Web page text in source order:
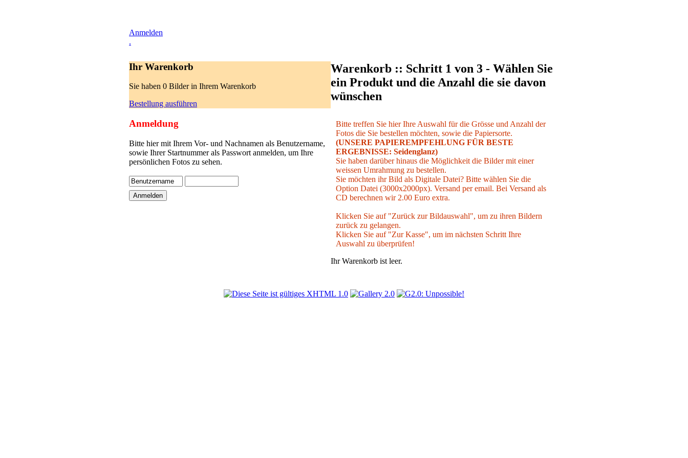
Anmelden
.
Ihr Warenkorb
Sie haben 0 Bilder in Ihrem Warenkorb
Bestellung ausführen
Anmeldung
Bitte hier mit Ihrem Vor- und Nachnamen als Benutzername,
sowie Ihrer Startnummer als Passwort anmelden, um Ihre
persönlichen Fotos zu sehen.
Warenkorb :: Schritt 1 von 3 - Wählen Sie
ein Produkt und die Anzahl die sie davon
wünschen
Bitte treffen Sie hier Ihre Auswahl für die Grösse und Anzahl der
Fotos die Sie bestellen möchten, sowie die Papiersorte.
(UNSERE PAPIEREMPFEHLUNG FÜR BESTE
ERGEBNISSE: Seidenglanz)
Sie haben darüber hinaus die Möglichkeit die Bilder mit einer
weissen Umrahmung zu bestellen.
Sie möchten ihr Bild als Digitale Datei? Bitte wählen Sie die
Option Datei (3000x2000px). Versand per email. Bei Versand als
CD berechnen wir 2.00 Euro extra.
Klicken Sie auf "Zurück zur Bildauswahl", um zu ihren Bildern
zurück zu gelangen.
Klicken Sie auf "Zur Kasse", um im nächsten Schritt Ihre
Auswahl zu überprüfen!
Ihr Warenkorb ist leer.